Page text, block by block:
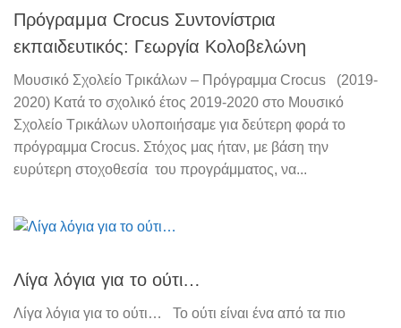
Πρόγραμμα Crocus Συντονίστρια
εκπαιδευτικός: Γεωργία Κολοβελώνη
Μουσικό Σχολείο Τρικάλων – Πρόγραμμα Crocus (2019-
2020) Κατά το σχολικό έτος 2019-2020 στο Μουσικό
Σχολείο Τρικάλων υλοποιήσαμε για δεύτερη φορά το
πρόγραμμα Crocus. Στόχος μας ήταν, με βάση την
ευρύτερη στοχοθεσία του προγράμματος, να...
Λίγα λόγια για το ούτι…
Λίγα λόγια για το ούτι… Το ούτι είναι ένα από τα πιο